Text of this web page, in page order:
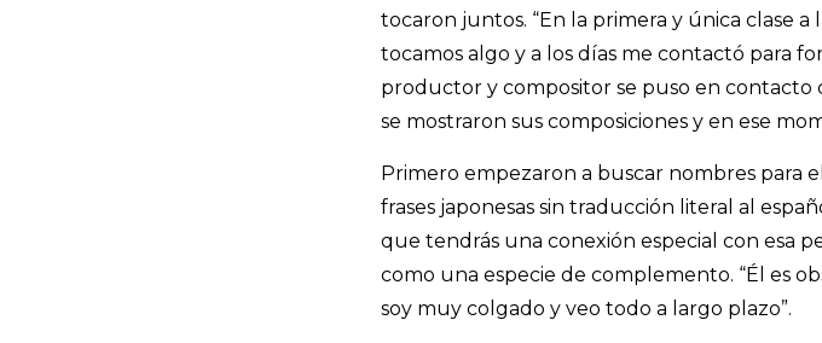
tocaron juntos. “En la primera y única clase
tocamos algo y a los días me contactó para
productor y compositor se puso en contacto
se mostraron sus composiciones y en ese
Primero empezaron a buscar nombres para
frases japonesas sin traducción literal al
que tendrás una conexión especial con esa
como una especie de complemento. “Él es
soy muy colgado y veo todo a largo plazo”.